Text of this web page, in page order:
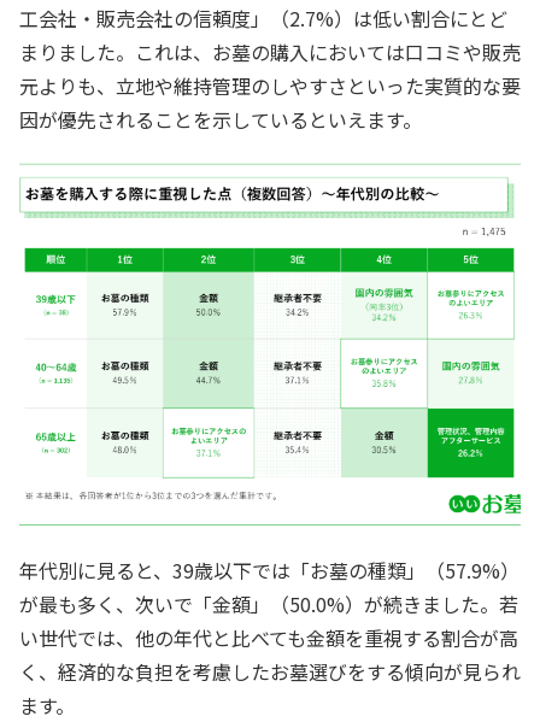
工会社・販売会社の信頼度」（2.7%）は低い割合にとど
まりました。これは、お墓の購入においては口コミや販売
元よりも、立地や維持管理のしやすさといった実質的な要
因が優先されることを示しているといえます。
年代別に見ると、39歳以下では「お墓の種類」（57.9%）
が最も多く、次いで「金額」（50.0%）が続きました。若
い世代では、他の年代と比べても金額を重視する割合が高
く、経済的な負担を考慮したお墓選びをする傾向が見られ
ます。